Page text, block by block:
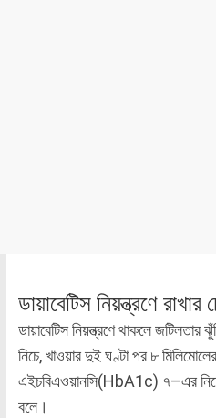
ডায়াবেটিস নিয়ন্ত্রণে রাখার
ডায়াবেটিস নিয়ন্ত্রণে থাকলে জটিলতার
নিচে, খাওয়ার দুই ঘণ্টা পর ৮
এইচবিএওয়ানসি(HbA1c) ৭–এর নিচে
বলে।